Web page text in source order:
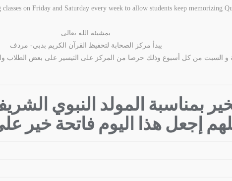
on Friday and Saturday every week to allow students keep memorizing
بمشيئة الله تعالى
يبدأ مركز الصحابة لتحفيظ القرآن الكريم بدبي- مردف
و السبت من كل أسبوع وذلك حرصا من المركز على التيسير على بعض الطلاب
بمناسبة المولد النبوي
إجعل هذا اليوم فاتحة خير